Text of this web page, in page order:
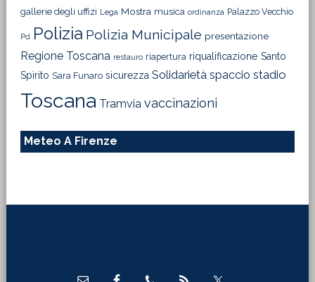
gallerie degli uffizi Lega Mostra musica ordinanza Palazzo Vecchio
Pd Polizia Polizia Municipale presentazione
Regione Toscana restauro riapertura riqualificazione Santo
Spirito Sara Funaro sicurezza Solidarietà spaccio stadio
Toscana Tramvia vaccinazioni
Meteo A Firenze